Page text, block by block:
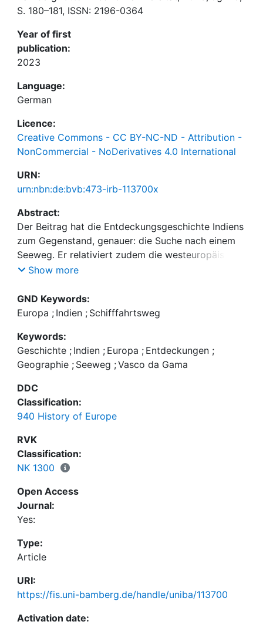
S. 180–181, ISSN: 2196-0364
Year of first
publication:
2023
Language:
German
Licence:
Creative Commons - CC BY-NC-ND - Attribution -
NonCommercial - NoDerivatives 4.0 International
URN:
urn:nbn:de:bvb:473-irb-113700x
Abstract:
Der Beitrag hat die Entdeckungsgeschichte Indiens
zum Gegenstand, genauer: die Suche nach einem
Seeweg. Er relativiert zudem die westeuropäische
Sicht auf die Entdeckung der Welt.
Show more
GND Keywords:
Europa ; Indien ; Schifffahrtsweg
Keywords:
Geschichte ; Indien ; Europa ; Entdeckungen ;
Geographie ; Seeweg ;Vasco da Gama
DDC
Classification:
940 History of Europe
RVK
Classification:
NK 1300
Open Access
Journal:
Yes:
Type:
Article
URI:
https://fis.uni-bamberg.de/handle/uniba/113700
Activation date: